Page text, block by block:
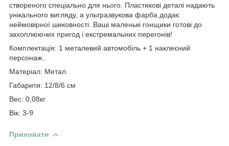
створеного спеціально для нього. Пластикові деталі надають
унікального вигляду, а ультразвукова фарба додає
неймовірної шиковності. Ваші маленькі гонщики готові до
захоплюючих пригод і екстремальних перегонів!
Комплектація: 1 металевий автомобіль + 1 наклеєний
персонаж..
Матеріал: Метал.
Габарити: 12/8/6 см
Вес: 0,08кг
Вік: 3-9
Приховати